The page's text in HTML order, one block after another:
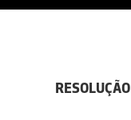
RESOLUÇÃO